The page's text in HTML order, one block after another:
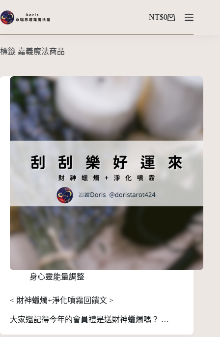
NT$0
標籤 嘉義魔法商品
身心靈能量調整
< 財神蠟燭+淨化噴霧回饋文 >
大家還記得今年的會員禮是送財神蠟燭嗎？ …